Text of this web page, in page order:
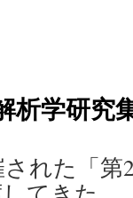
析学研究
れた「第